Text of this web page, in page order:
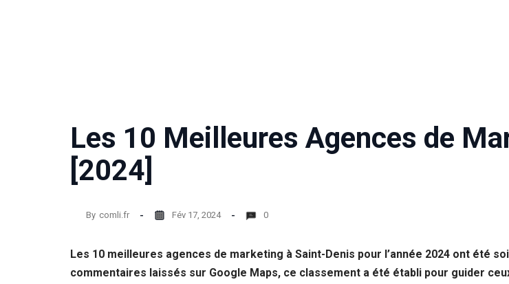
Les 10 Meilleures Agences de
[2024]
By comli.fr Fév 17, 2024 0
Les 10 meilleures agences de marketing à Saint-Denis pour l’année 2024 ont été
commentaires laissés sur Google Maps, ce classement a été établi pour guider